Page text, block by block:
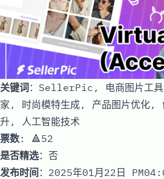
关键词：SellerPic, 电商图片工
家, 时尚模特生成, 产品图片优化,
升, 人工智能技术
票数: 🔺52
是否精选：否
发布时间 ：2025年01月22日